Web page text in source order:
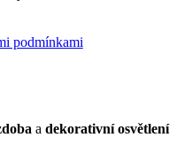
podmínkami
a dekorativní osvětlení